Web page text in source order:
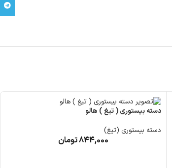
دسته بیستوری ( تیغ ) هالو
دسته بیستوری (تیغ)
844,000تومان